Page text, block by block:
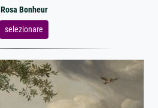
Rosa Bonheur
selezionare